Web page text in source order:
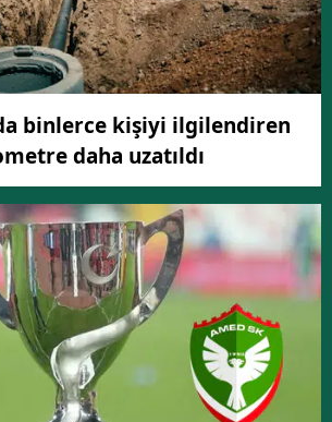
binlerce kişiyi ilgilendiren
daha uzatıldı